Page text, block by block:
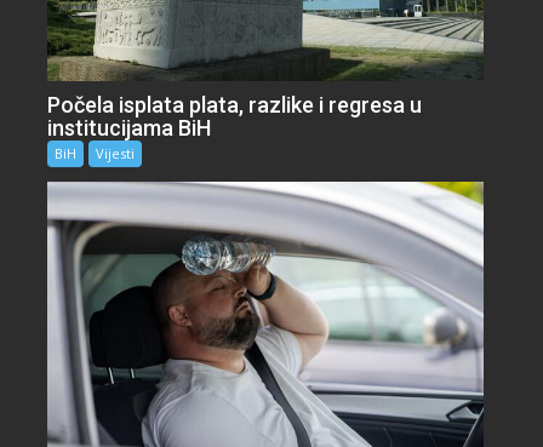
Počela isplata plata, razlike i regresa u
institucijama BiH
BiH Vijesti